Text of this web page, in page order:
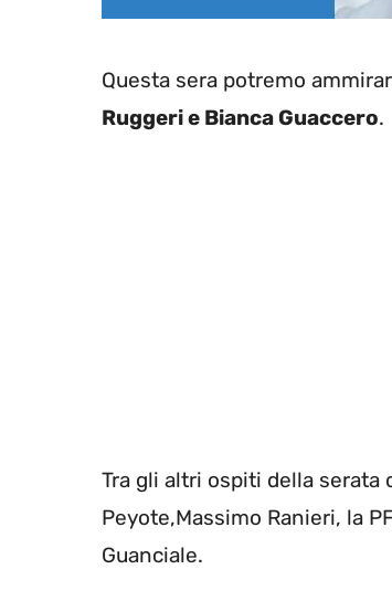
Questa sera potremo
Ruggeri e Bianca Guaccero.
Tra gli altri ospiti della serata
Peyote,Massimo Ranieri, la
Guanciale.